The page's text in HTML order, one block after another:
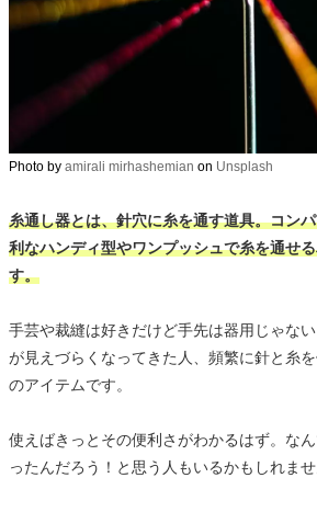
Photo by amirali mirhashemian on Unsplash
糸通し器とは、針穴に糸を通す道具。コン
利なハンディ型やワンプッシュで糸を通せ
す。
手芸や裁縫は好きだけど手先は器用じゃな
が見えづらくなってきた人、頻繁に針と糸
のアイテムです。
使えばきっとその便利さがわかるはず。な
ったんだろう！と思う人もいるかもしれませ